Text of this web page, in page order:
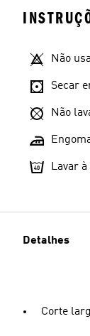
Não
Secar
Não
Lavar
Detalhes
Corte